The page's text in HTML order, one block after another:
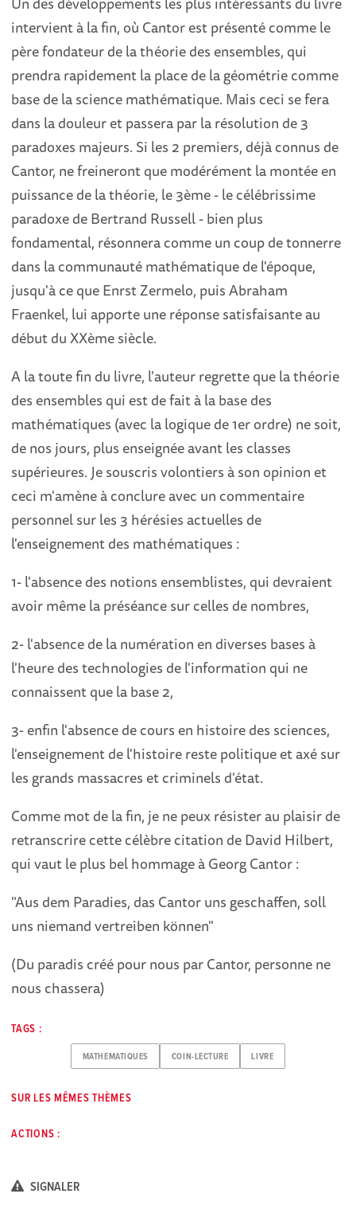
intervient à la fin, où Cantor est présenté comme le
père fondateur de la théorie des ensembles, qui
prendra rapidement la place de la géométrie comme
base de la science mathématique. Mais ceci se fera
dans la douleur et passera par la résolution de 3
paradoxes majeurs. Si les 2 premiers, déjà connus de
Cantor, ne freineront que modérément la montée en
puissance de la théorie, le 3ème - le célébrissime
paradoxe de Bertrand Russell - bien plus
fondamental, résonnera comme un coup de tonnerre
dans la communauté mathématique de l'époque,
jusqu'à ce que Enrst Zermelo, puis Abraham
Fraenkel, lui apporte une réponse satisfaisante au
début du XXème siècle.
A la toute fin du livre, l'auteur regrette que la théorie
des ensembles qui est de fait à la base des
mathématiques (avec la logique de 1er ordre) ne soit,
de nos jours, plus enseignée avant les classes
supérieures. Je souscris volontiers à son opinion et
ceci m'amène à conclure avec un commentaire
personnel sur les 3 hérésies actuelles de
l'enseignement des mathématiques :
1- l'absence des notions ensemblistes, qui devraient
avoir même la préséance sur celles de nombres,
2- l'absence de la numération en diverses bases à
l'heure des technologies de l'information qui ne
connaissent que la base 2,
3- enfin l'absence de cours en histoire des sciences,
l'enseignement de l'histoire reste politique et axé sur
les grands massacres et criminels d'état.
Comme mot de la fin, je ne peux résister au plaisir de
retranscrire cette célèbre citation de David Hilbert,
qui vaut le plus bel hommage à Georg Cantor :
"Aus dem Paradies, das Cantor uns geschaffen, soll
uns niemand vertreiben können"
(Du paradis créé pour nous par Cantor, personne ne
nous chassera)
TAGS :
MATHEMATIQUES COIN-LECTURE LIVRE
SUR LES MÊMES THÈMES
ACTIONS :
SIGNALER